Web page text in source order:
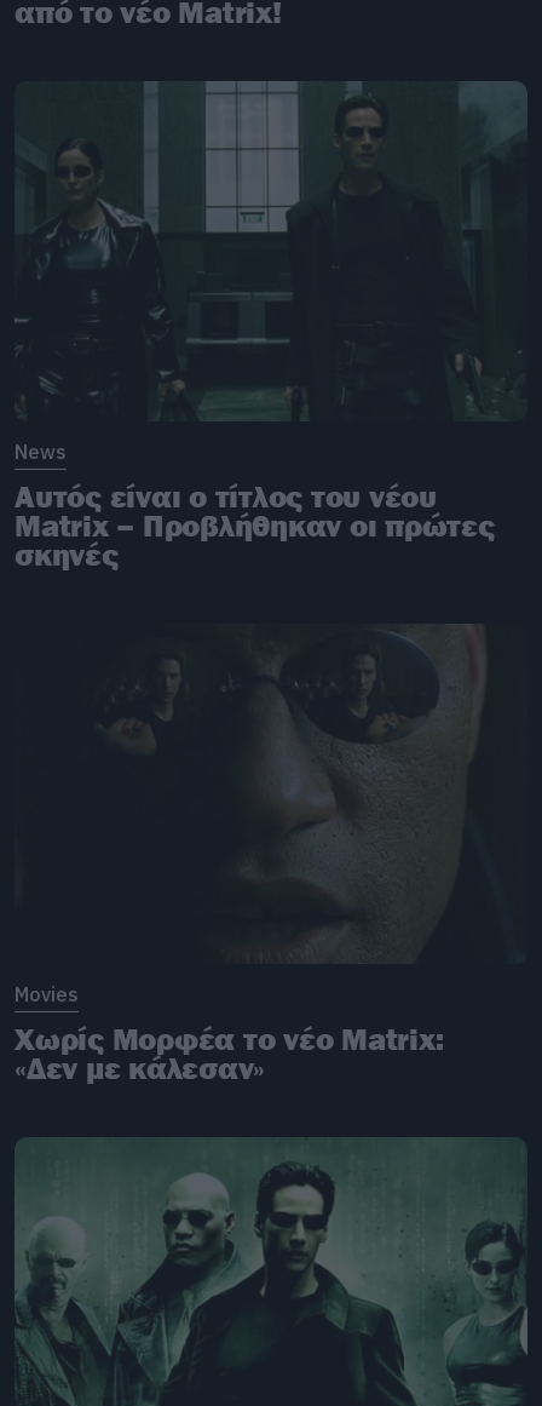
από το νέο Matrix!
News
Αυτός είναι ο τίτλος του νέου
Matrix – Προβλήθηκαν οι πρώτες
σκηνές
Movies
Χωρίς Μορφέα το νέο Matrix:
«Δεν με κάλεσαν»